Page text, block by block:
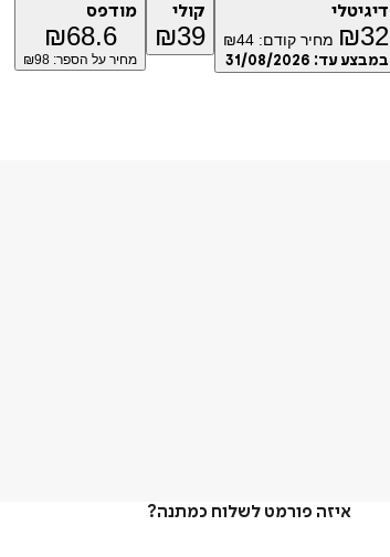
דיגיטלי
₪32 מחיר קודם: ₪44
במבצע עד: 31/08/2026
קולי
₪39
מודפס
₪68.6
מחיר על הספר: ₪ 98
איזה פורמט לשלוח כמתנה?